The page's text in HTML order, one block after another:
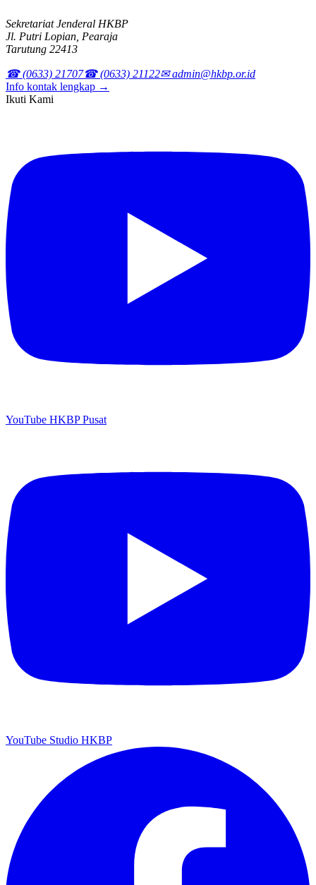
Sekretariat Jenderal HKBP
Jl. Putri Lopian, Pearaja
Tarutung 22413
☎ (0633) 21707☎ (0633) 21122✉ admin@hkbp.or.id
Info kontak lengkap →
Ikuti Kami
YouTube HKBP Pusat
YouTube Studio HKBP